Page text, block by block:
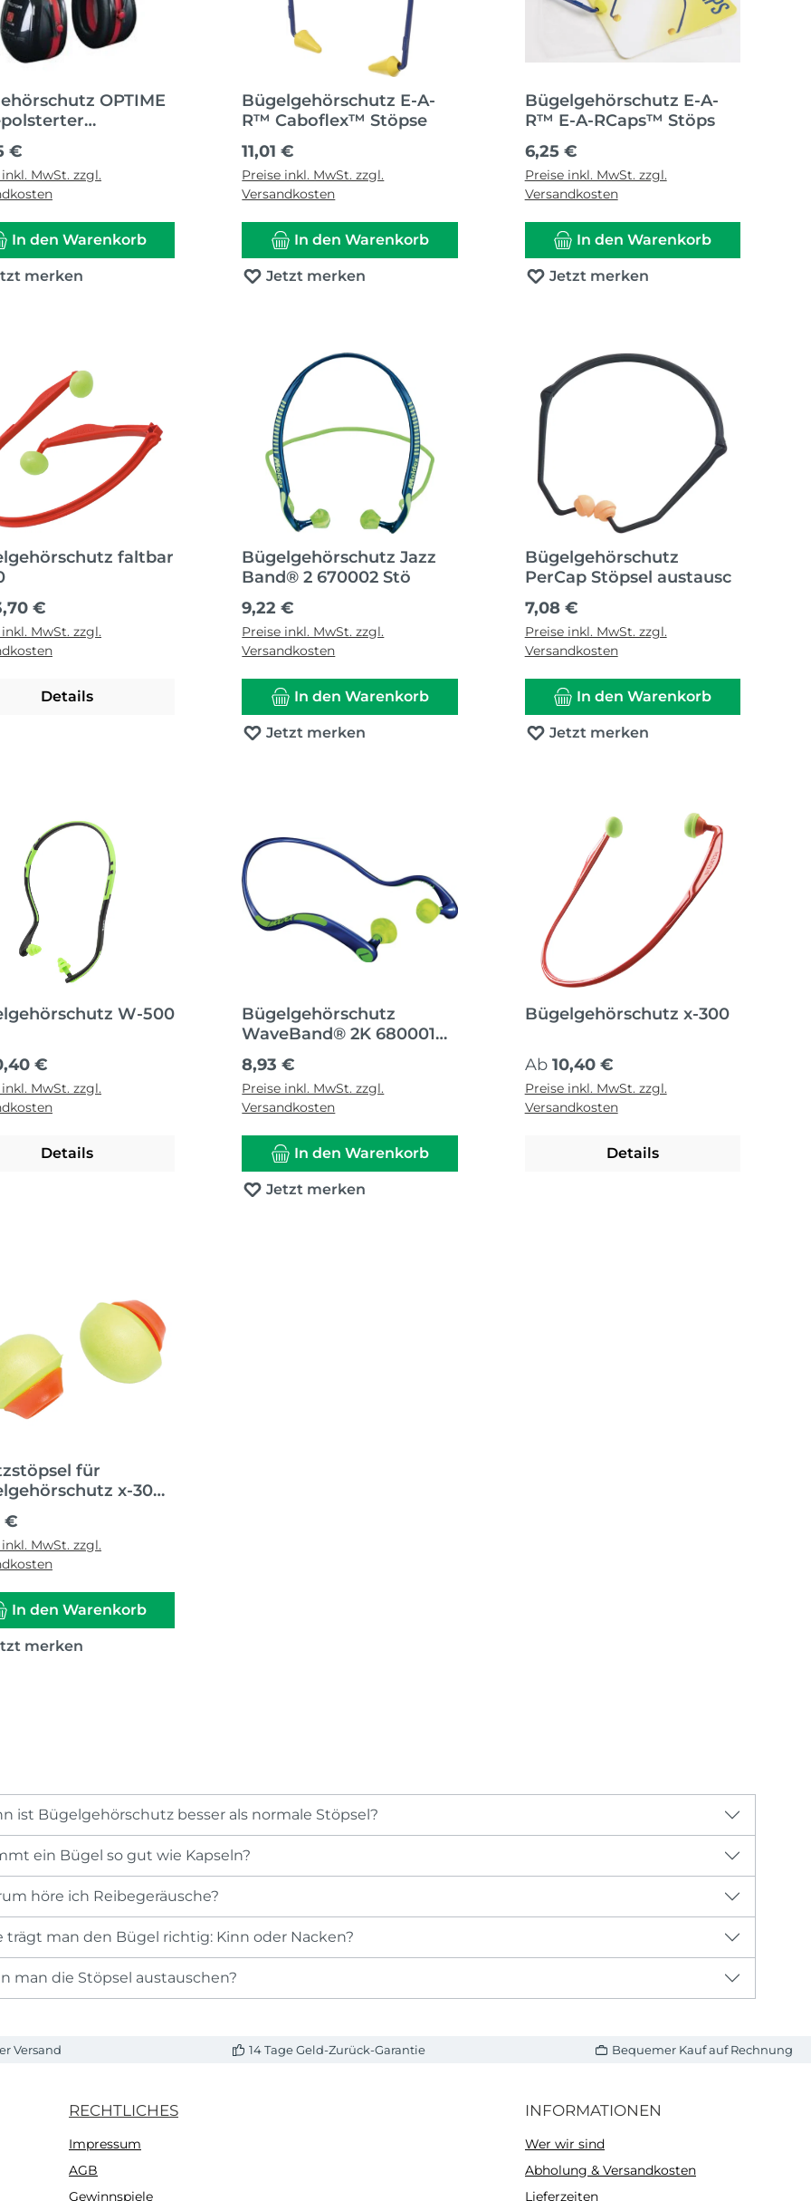
OPTIME
Preis:
€
MwSt. zzgl.
In den Warenkorb
merken
Bügelgehörschutz E-A-
R™ Caboflex™ Stöpse
Regulärer Preis:
11,01 €
Preise inkl. MwSt. zzgl.
Versandkosten
In den Warenkorb
Jetzt merken
Bügelgehörschutz E-A-
R™ E-A-RCaps™ Stöps
Regulärer Preis:
6,25 €
Preise inkl. MwSt. zzgl.
Versandkosten
In den Warenkorb
Jetzt merken
faltbar
Preis:
€
MwSt. zzgl.
Details
Bügelgehörschutz Jazz
Band® 2 670002 Stö
Regulärer Preis:
9,22 €
Preise inkl. MwSt. zzgl.
Versandkosten
In den Warenkorb
Jetzt merken
Bügelgehörschutz
PerCap Stöpsel austausc
Regulärer Preis:
7,08 €
Preise inkl. MwSt. zzgl.
Versandkosten
In den Warenkorb
Jetzt merken
W-500
Preis:
€
MwSt. zzgl.
Details
Bügelgehörschutz
WaveBand® 2K 680001
Stö
Regulärer Preis:
8,93 €
Preise inkl. MwSt. zzgl.
Versandkosten
In den Warenkorb
Jetzt merken
Bügelgehörschutz x-300
Regulärer Preis:
Ab 10,40 €
Preise inkl. MwSt. zzgl.
Versandkosten
Details
für
x-300
)
Preis:
€
MwSt. zzgl.
In den Warenkorb
merken
ist Bügelgehörschutz besser als normale Stöpsel?
ein Bügel so gut wie Kapseln?
höre ich Reibegeräusche?
trägt man den Bügel richtig: Kinn oder Nacken?
man die Stöpsel austauschen?
Versand 14 Tage Geld-Zurück-Garantie Bequemer Kauf auf Rechnung
RECHTLICHES
Impressum
AGB
Gewinnspiele
INFORMATIONEN
Wer wir sind
Abholung & Versandkosten
Lieferzeiten